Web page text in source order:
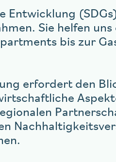
Entwicklung
Sie helfen
bis zur
erfordert den